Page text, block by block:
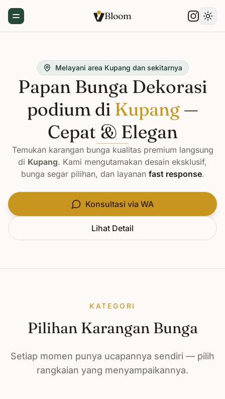
Toggle Menu Bloom
Melayani area Kupang dan sekitarnya
Papan Bunga Dekorasi
podium di Kupang—
Cepat & Elegan
Temukan karangan bunga kualitas premium langsung
di Kupang. Kami mengutamakan desain eksklusif,
bunga segar pilihan, dan layanan fast response.
Konsultasi via WA
Lihat Detail
KATEGORI
Pilihan Karangan Bunga
Setiap momen punya ucapannya sendiri — pilih
rangkaian yang menyampaikannya.